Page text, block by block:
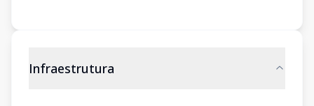
Infraestrutura